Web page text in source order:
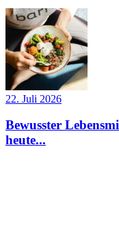
22. Juli 2026
Bewusster
heute...